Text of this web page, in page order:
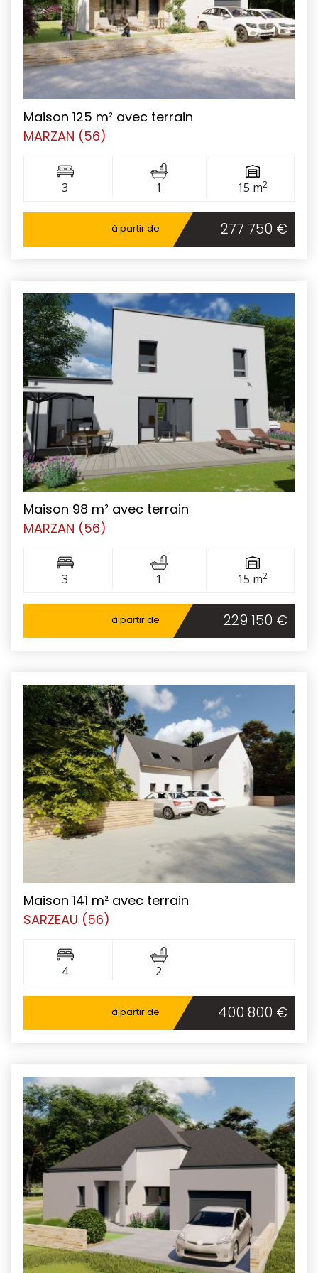
Maison 125 m² avec terrain
MARZAN (56)
3 1 15 m2
à partir de 277 750 €
Maison 98 m² avec terrain
MARZAN (56)
3 1 15 m2
à partir de 229 150 €
Maison 141 m² avec terrain
SARZEAU (56)
4 2
à partir de 400 800 €